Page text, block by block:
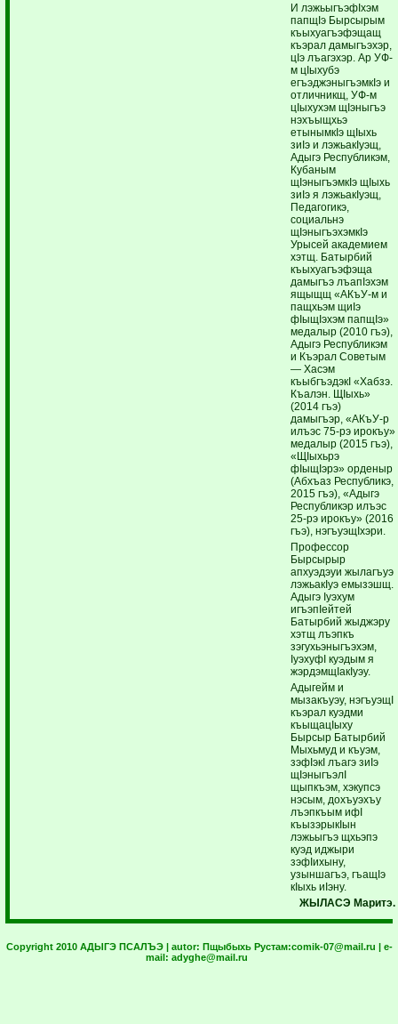
И лэжьыгъэфIхэм
папщIэ Бырсырым
къыхуагъэфэщащ
къэрал дамыгъэхэр,
цIэ лъагэхэр. Ар УФ-
м цIыхубэ
егъэджэныгъэмкIэ и
отличникщ, УФ-м
цIыхухэм щIэныгъэ
нэхъыщхьэ
етынымкIэ щIыхь
зиIэ и лэжьакIуэщ,
Адыгэ Республикэм,
Кубаным
щIэныгъэмкIэ щIыхь
зиIэ я лэжьакIуэщ,
Педагогикэ,
социальнэ
щIэныгъэхэмкIэ
Урысей академием
хэтщ. Батырбий
къыхуагъэфэща
дамыгъэ лъапIэхэм
ящыщщ «АКъУ-м и
пащхьэм щиIэ
фIыщIэхэм папщIэ»
медалыр (2010 гъэ),
Адыгэ Республикэм
и Къэрал Советым
— Хасэм
къыбгъэдэкI «Хабзэ.
Къалэн. ЩIыхь»
(2014 гъэ)
дамыгъэр, «АКъУ-р
илъэс 75-рэ ирокъу»
медалыр (2015 гъэ),
«ЩIыхьрэ
фIыщIэрэ» орденыр
(Абхъаз Республикэ,
2015 гъэ), «Адыгэ
Республикэр илъэс
25-рэ ирокъу» (2016
гъэ), нэгъуэщIхэри.
Профессор
Бырсырыр
апхуэдэуи жылагъуэ
лэжьакIуэ емызэшщ.
Адыгэ Iуэхум
игъэпIейтей
Батырбий жыджэру
хэтщ лъэпкъ
зэгухьэныгъэхэм,
IуэхуфI куэдым я
жэрдэмщIакIуэу.
Адыгейм и
мызакъуэу, нэгъуэщI
къэрал куэдми
къыщацIыху
Бырсыр Батырбий
Мыхьмуд и къуэм,
зэфIэкI лъагэ зиIэ
щIэныгъэлI
щыпкъэм, хэкупсэ
нэсым, дохъуэхъу
лъэпкъым ифI
къызэрыкIын
лэжьыгъэ щхьэпэ
куэд иджыри
зэфIихыну,
узыншагъэ, гъащIэ
кIыхь иIэну.
ЖЫЛАСЭ Маритэ.
Copyright 2010 АДЫГЭ ПСАЛЪЭ | autor: Пщыбыхь Рустам:comik-07@mail.ru | e-
mail: adyghe@mail.ru